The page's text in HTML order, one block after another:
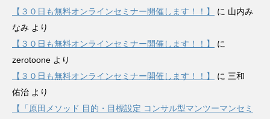
【３０日も無料オンラインセミナー開催します！！】
に 山内み
なみ より
【３０日も無料オンラインセミナー開催します！！】
に
zerotoone より
【３０日も無料オンラインセミナー開催します！！】
に 三和
佑治 より
【「原田メソッド 目的・目標設定 コンサル型マンツーマンセミ